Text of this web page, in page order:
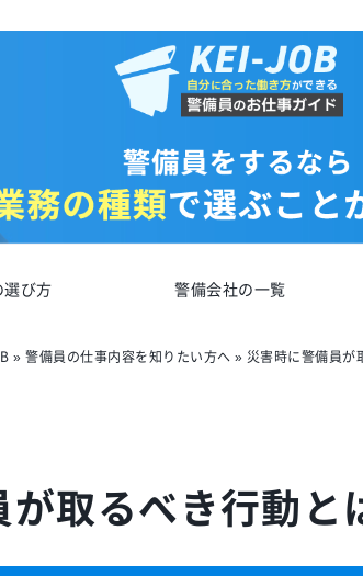
び方 警備会社の一覧
»警備員の仕事内容を知りたい方へ » 災害時に警備員が
取るべき行動と